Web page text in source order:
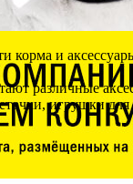
корма и
различные
игрушки